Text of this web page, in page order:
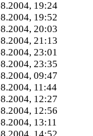
19:24
19:52
20:03
21:13
23:01
23:35
09:47
11:44
12:27
12:56
13:11